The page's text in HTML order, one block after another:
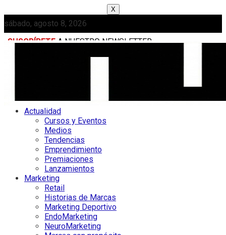
X
sábado, agosto 8, 2026
SUSCRÍBETE A NUESTRO NEWSLETTER
Actualidad
Cursos y Eventos
Medios
Tendencias
Emprendimiento
Premiaciones
Lanzamientos
Marketing
Retail
Historias de Marcas
Marketing Deportivo
EndoMarketing
NeuroMarketing